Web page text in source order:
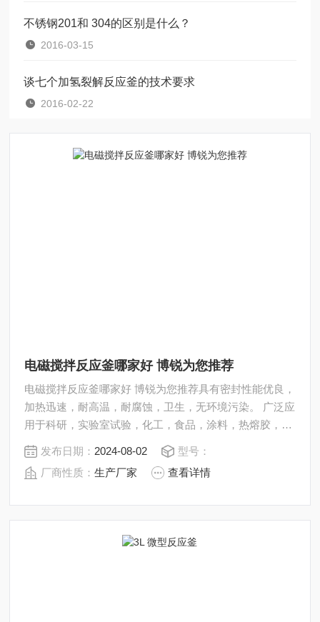
不锈钢201和 304的区别是什么？
2016-03-15
谈七个加氢裂解反应釜的技术要求
2016-02-22
电磁搅拌反应釜哪家好 博锐为您推荐
电磁搅拌反应釜哪家好 博锐为您推荐具有密封性能优良，
加热迅速，耐高温，耐腐蚀，卫生，无环境污染。 广泛应
用于科研，实验室试验，化工，食品，涂料，热熔胶，硅
胶，油漆，医药，石油化工生产中的反应，蒸发，合成，
聚合，皂化，磺化，氯化，硝化等工艺过程的压力容器。
内表面采用镜面抛光，确保卫生洁净*。 所有10L电磁搅拌
发布日期： 2024-08-02
型号：
厂商性质：生产厂家 查看详情